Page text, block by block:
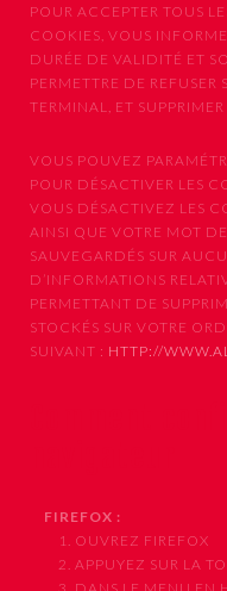
POUR ACCEPTER TOUS
COOKIES, VOUS
DURÉE DE VALIDITÉ ET
PERMETTRE DE
TERMINAL, ET
VOUS POUVEZ
POUR DÉSACTIVER LES
VOUS DÉSACTIVEZ LES
AINSI QUE VOTRE MOT
SAUVEGARDÉS SUR
D’INFORMATIONS
PERMETTANT DE
STOCKÉS SUR VOTRE
SUIVANT : HTTP://
FIREFOX :
1. OUVREZ FIREFOX
2. APPUYEZ SUR LA